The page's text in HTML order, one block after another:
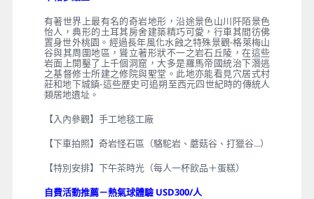
早餐：旅館內
午餐：鄂圖曼式烤雞風味料理
晚餐：中式料理八菜一湯
住宿：五星★★★★★ BARCELO CAPPADOCIA 或同等
卡帕多細亞
有著世界上最有名的奇岩地形，沿途景色山川阡陌景色
置身世外桃園。經過長年風化水蝕之特殊景觀-格萊梅山